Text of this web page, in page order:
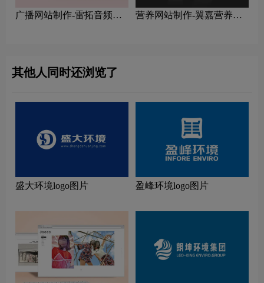
广播网站制作-雷拓音频科
营养网站制作-翼嘉营养网
其他人同时还浏览了
盛大环境logo图片 盈峰环境logo图片